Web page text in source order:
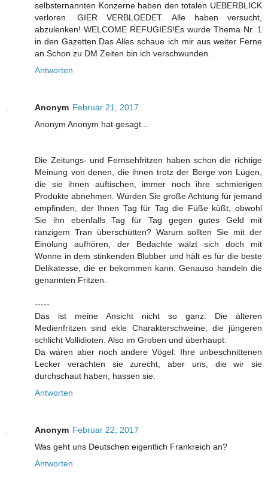
selbsternannten Konzerne haben den totalen UEBERBLICK
verloren. GIER VERBLOEDET. Alle haben versucht,
abzulenken! WELCOME REFUGIES!Es wurde Thema Nr. 1
in den Gazetten.Das Alles schaue ich mir aus weiter Ferne
an.Schon zu DM Zeiten bin ich verschwunden.
Antworten
Anonym Februar 21, 2017
Anonym Anonym hat gesagt...
Die Zeitungs- und Fernsehfritzen haben schon die richtige
Meinung von denen, die ihnen trotz der Berge von Lügen,
die sie ihnen auftischen, immer noch ihre schmierigen
Produkte abnehmen. Würden Sie große Achtung für jemand
empfinden, der Ihnen Tag für Tag die Füße küßt, obwohl
Sie ihn ebenfalls Tag für Tag gegen gutes Geld mit
ranzigem Tran überschütten? Warum sollten Sie mit der
Einölung aufhören, der Bedachte wälzt sich doch mit
Wonne in dem stinkenden Blubber und hält es für die beste
Delikatesse, die er bekommen kann. Genauso handeln die
genannten Fritzen.
-----
Das ist meine Ansicht nicht so ganz: Die älteren
Medienfritzen sind ekle Charakterschweine, die jüngeren
schlicht Vollidioten. Also im Groben und überhaupt.
Da wären aber noch andere Vögel: Ihre unbeschnittenen
Lecker verachten sie zurecht, aber uns, die wir sie
durchschaut haben, hassen sie.
Antworten
Anonym Februar 22, 2017
Was geht uns Deutschen eigentlich Frankreich an?
Antworten